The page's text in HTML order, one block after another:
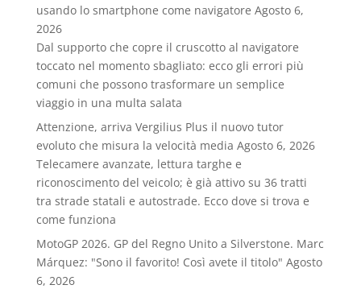
usando lo smartphone come navigatore Agosto 6,
2026
Dal supporto che copre il cruscotto al navigatore
toccato nel momento sbagliato: ecco gli errori più
comuni che possono trasformare un semplice
viaggio in una multa salata
Attenzione, arriva Vergilius Plus il nuovo tutor
evoluto che misura la velocità media Agosto 6, 2026
Telecamere avanzate, lettura targhe e
riconoscimento del veicolo; è già attivo su 36 tratti
tra strade statali e autostrade. Ecco dove si trova e
come funziona
MotoGP 2026. GP del Regno Unito a Silverstone. Marc
Márquez: "Sono il favorito! Così avete il titolo" Agosto
6, 2026